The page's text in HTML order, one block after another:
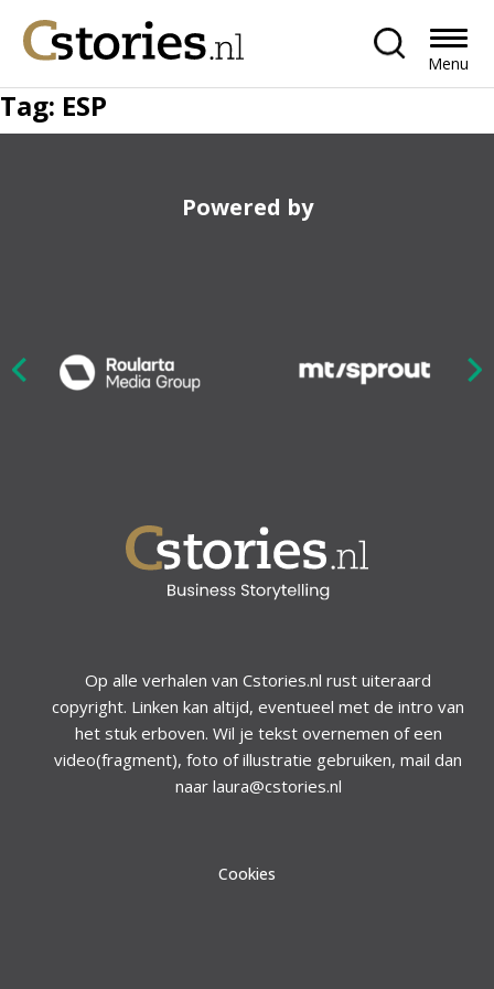
Menu
Tag: ESP
Powered by
Op alle verhalen van Cstories.nl rust uiteraard
copyright. Linken kan altijd, eventueel met de intro van
het stuk erboven. Wil je tekst overnemen of een
video(fragment), foto of illustratie gebruiken, mail dan
naar laura@cstories.nl
Cookies